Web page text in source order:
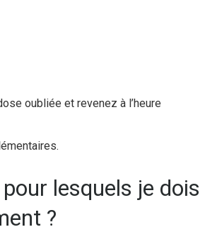
oubliée et revenez à l’heure
lesquels je dois
?